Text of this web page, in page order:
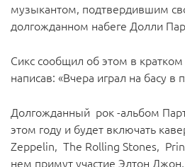
музыкантом, подтвердившим
долгожданном набеге Долли
Сикс сообщил об этом в кратком
написав: «Вчера играл на басу в
Долгожданный рок -альбом
этом году и будет включать
Zeppelin, The Rolling Stones,
нем примут участие Элтон